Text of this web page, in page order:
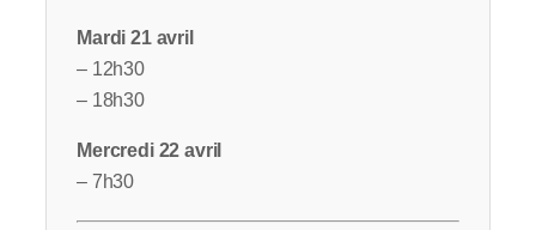
Mardi 21 avril
– 12h30
– 18h30
Mercredi 22 avril
– 7h30